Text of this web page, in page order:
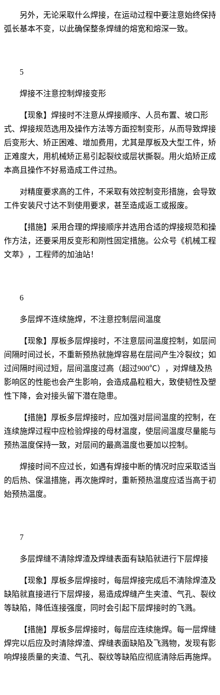
另外，无论采取什么焊接，在运动过程中要注意始终保持
弧长基本不变，以此确保整条焊缝的熔宽和熔深一致。
5
焊接不注意控制焊接变形
【现象】焊接时不注意从焊接顺序、人员布置、坡口形
式、焊接规范选用及操作方法等方面控制变形，从而导致焊接
后变形大、矫正困难、增加费用，尤其是厚板及大型工件，矫
正难度大，用机械矫正易引起裂纹或层状撕裂。用火焰矫正成
本高且操作不好易造成工件过热。
对精度要求高的工件，不采取有效控制变形措施，会导致
工件安装尺寸达不到使用要求，甚至造成返工或报废。
【措施】采用合理的焊接顺序并选用合适的焊接规范和操
作方法，还要采用反变形和刚性固定措施。公众号《机械工程
文萃》，工程师的加油站！
6
多层焊不连续施焊，不注意控制层间温度
【现象】厚板多层焊接时，不注意层间温度控制，如层间
间隔时间过长，不重新预热就施焊容易在层间产生冷裂纹；如
过间隔时间过短，层间温度过高（超过900℃），对焊缝及热
影响区的性能也会产生影响，会造成晶粒粗大，致使韧性及塑
性下降，会对接头留下潜在隐患。
【措施】厚板多层焊接时，应加强对层间温度的控制，在
连续施焊过程中应检验焊接的母材温度，使层间温度尽量能与
预热温度保持一致，对层间的最高温度也要加以控制。
焊接时间不应过长，如遇有焊接中断的情况时应采取适当
的后热、保温措施，再次施焊时，重新预热温度应适当高于初
始预热温度。
7
多层焊缝不清除焊渣及焊缝表面有缺陷就进行下层焊接
【现象】厚板多层焊接时，每层焊接完成后不清除焊渣及
缺陷就直接进行下层焊接，易造成焊缝产生夹渣、气孔、裂纹
等缺陷，降低连接强度，同时会引起下层焊接时的飞溅。
【措施】厚板多层焊接时，每层应连续施焊。每一层焊缝
焊完以后应及时清除焊渣、焊缝表面缺陷及飞溅物，发现有影
响焊接质量的夹渣、气孔、裂纹等缺陷应彻底清除后再施焊。